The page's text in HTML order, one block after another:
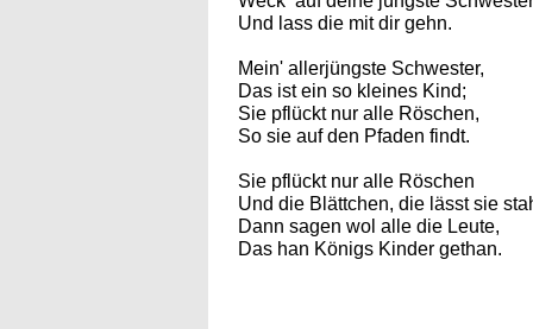
Und lass die mit dir gehn.
Mein' allerjüngste Schwester,
Das ist ein so kleines Kind;
Sie pflückt nur alle Röschen,
So sie auf den Pfaden findt.
Sie pflückt nur alle Röschen
Und die Blättchen, die lässt sie
Dann sagen wol alle die Leute,
Das han Königs Kinder gethan.